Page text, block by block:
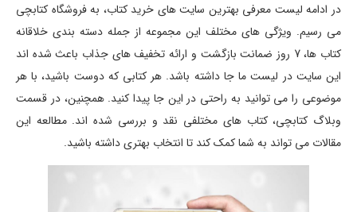
در ادامه لیست معرفی بهترین سایت های خرید کتاب، به فروشگاه کتابچی
می رسیم. ویژگی های مختلف این مجموعه از جمله دسته بندی خلاقانه
کتاب ها، 7 روز ضمانت بازگشت و ارائه تخفیف های جذاب باعث شده اند
این سایت در لیست ما جا داشته باشد. هر کتابی که دوست باشید، با هر
موضوعی را می توانید به راحتی در این جا پیدا کنید. همچنین، در قسمت
وبلاگ کتابچی، کتاب های مختلفی نقد و بررسی شده اند. مطالعه این
مقالات می تواند به شما کمک کند تا انتخاب بهتری داشته باشید.